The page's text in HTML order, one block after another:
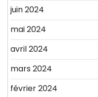
juin 2024
mai 2024
avril 2024
mars 2024
février 2024